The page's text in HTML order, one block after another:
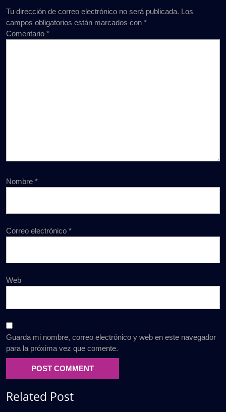
Tu dirección de correo electrónico no será publicada. Los
campos obligatorios están marcados con *
Comentario *
Nombre *
Correo electrónico *
Web
Guarda mi nombre, correo electrónico y web en este navegador
para la próxima vez que comente.
Related Post